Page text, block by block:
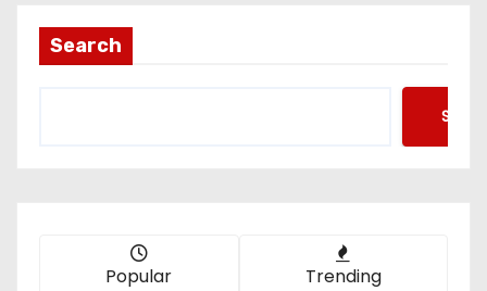
Search
Popular Trending